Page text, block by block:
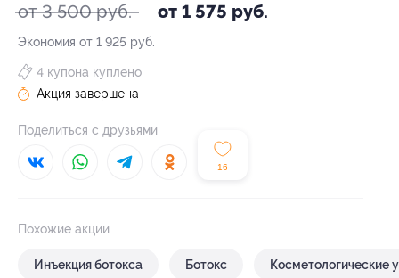
от 3 500 руб. от 1 575 руб.
Экономия от 1 925 руб.
16
4 купона куплено
Акция завершена
Поделиться с друзьями
Похожие акции
Инъекция ботокса Ботокс Косметологические